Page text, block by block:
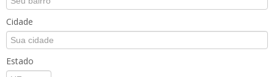
Cidade
Estado